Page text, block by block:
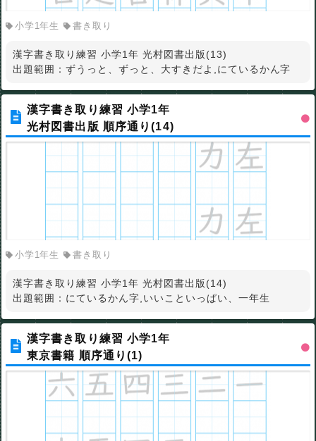
小学1年生 書き取り
漢字書き取り練習 小学1年 光村図書出版(13)
出題範囲：ずうっと、ずっと、大すきだよ,にているかん字
漢字書き取り練習 小学1年
光村図書出版 順序通り(14)
小学1年生 書き取り
漢字書き取り練習 小学1年 光村図書出版(14)
出題範囲：にているかん字,いいこといっぱい、一年生
漢字書き取り練習 小学1年
東京書籍 順序通り(1)